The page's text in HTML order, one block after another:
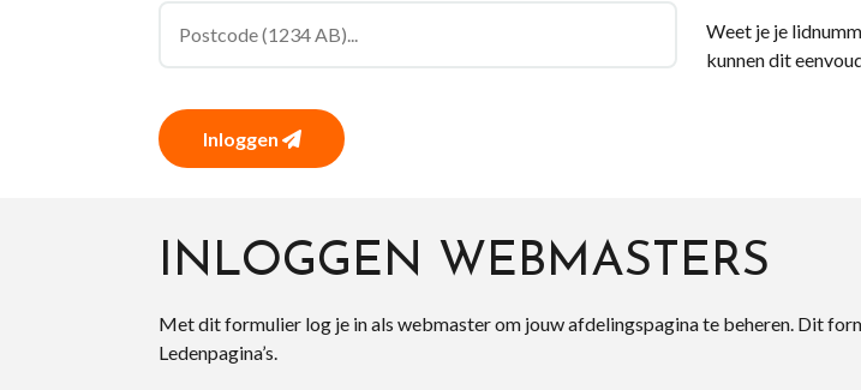
Inloggen
Weet je je
kunnen dit
INLOGGEN WEBMASTERS
Met dit formulier log je in als webmaster om jouw afdelingspagina te beheren. Dit
Ledenpagina’s.